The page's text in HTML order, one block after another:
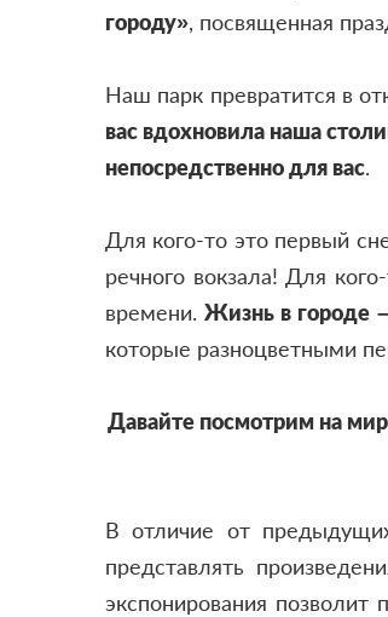
городу», посвященная
Наш парк превратится в
вас вдохновила наша
непосредственно для вас.
Для кого-то это первый
речного вокзала! Для
времени.Жизнь в городе
которые разноцветными
Давайте посмотрим на
В отличие от
представлять
экспонирования позволит